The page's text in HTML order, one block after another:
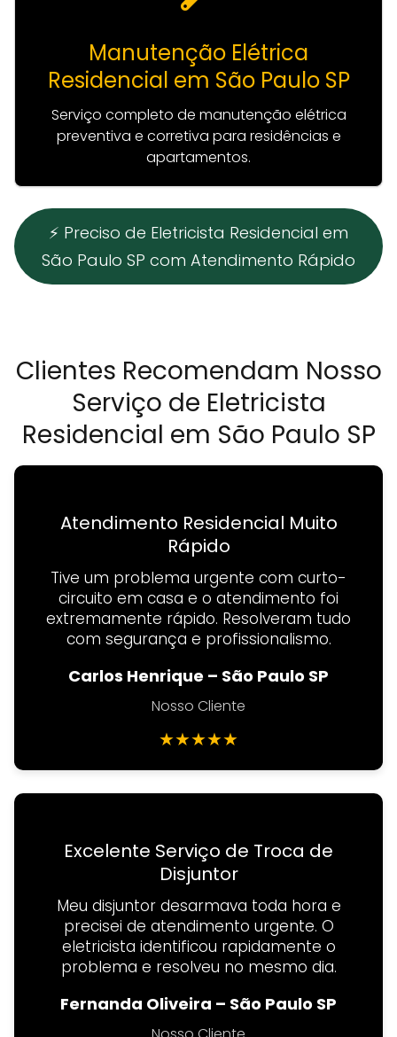
Manutenção Elétrica
Residencial em São Paulo SP
Serviço completo de manutenção elétrica
preventiva e corretiva para residências e
apartamentos.
⚡ Preciso de Eletricista Residencial em
São Paulo SP com Atendimento Rápido
Clientes Recomendam Nosso
Serviço de Eletricista
Residencial em São Paulo SP
Atendimento Residencial Muito
Rápido
Tive um problema urgente com curto-
circuito em casa e o atendimento foi
extremamente rápido. Resolveram tudo
com segurança e profissionalismo.
Carlos Henrique – São Paulo SP
Nosso Cliente
★★★★★
Excelente Serviço de Troca de
Disjuntor
Meu disjuntor desarmava toda hora e
precisei de atendimento urgente. O
eletricista identificou rapidamente o
problema e resolveu no mesmo dia.
Fernanda Oliveira – São Paulo SP